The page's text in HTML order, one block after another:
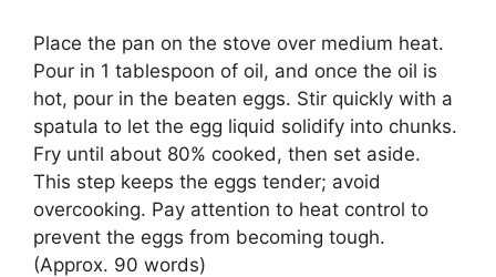
Place the pan on the stove over medium heat.
Pour in 1 tablespoon of oil, and once the oil is
hot, pour in the beaten eggs. Stir quickly with a
spatula to let the egg liquid solidify into chunks.
Fry until about 80% cooked, then set aside.
This step keeps the eggs tender; avoid
overcooking. Pay attention to heat control to
prevent the eggs from becoming tough.
(Approx. 90 words)